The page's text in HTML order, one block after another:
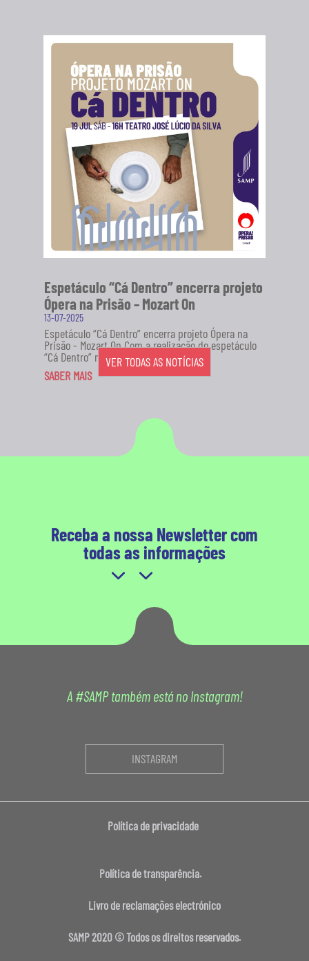
Espetáculo “Cá Dentro” encerra projeto
Ópera na Prisão – Mozart On
13-07-2025
Espetáculo “Cá Dentro” encerra projeto Ópera na
Prisão - Mozart On Com a realização do espetáculo
“Cá Dentro” no...
SABER MAIS
VER TODAS AS NOTÍCIAS
Receba a nossa Newsletter com
todas as informações
A #SAMP também está no Instagram!
INSTAGRAM
Política de privacidade
Política de transparência.
Livro de reclamações electrónico
SAMP 2020 © Todos os direitos reservados.